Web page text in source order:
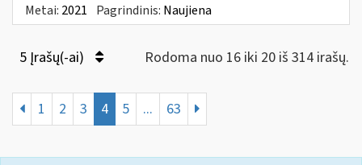
Metai: 2021 Pagrindinis: Naujiena
5 Įrašų(-ai) Rodoma nuo 16 iki 20 iš 314 irašų.
1 2 3 4 5 ... 63